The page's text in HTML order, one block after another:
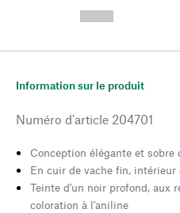
Information sur le produit
Numéro d'article 204701
Conception élégante et sobre
En cuir de vache fin,
Teinte d'un noir profond, aux
coloration à l'aniline